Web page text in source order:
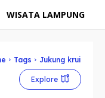
WISATA LAMPUNG
Tags Jukung krui
Explore